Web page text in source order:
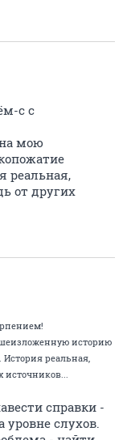
с с
мою
реальная,
от других
историю
реальная,
источников...
справки -
уровне слухов.